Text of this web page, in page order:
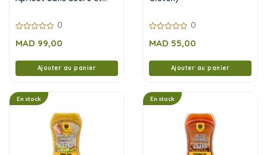
sur
0
MAD 99,00
Ajouter au panier
sur
0
MAD 55,00
Ajouter au panier
En stock En stock